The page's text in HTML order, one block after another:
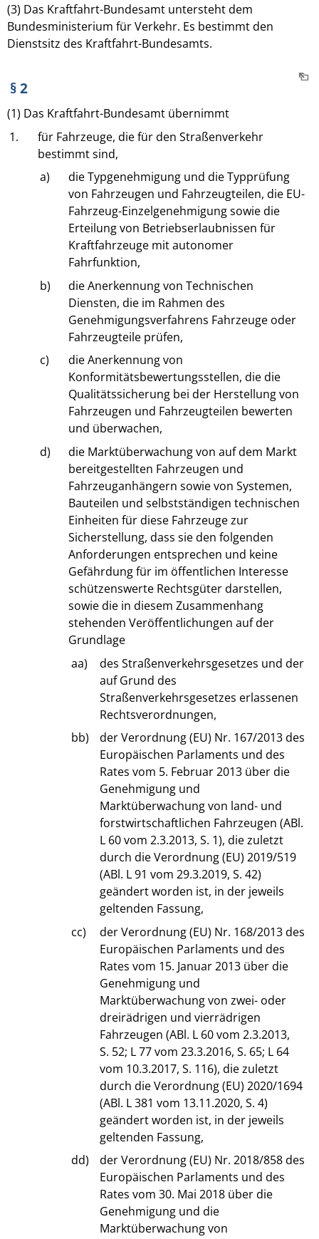
(3) Das Kraftfahrt-Bundesamt untersteht dem
Bundesministerium für Verkehr. Es bestimmt den
Dienstsitz des Kraftfahrt-Bundesamts.
§ 2
(1) Das Kraftfahrt-Bundesamt übernimmt
1.
für Fahrzeuge, die für den Straßenverkehr
bestimmt sind,
a)
die Typgenehmigung und die Typprüfung
von Fahrzeugen und Fahrzeugteilen, die EU-
Fahrzeug-Einzelgenehmigung sowie die
Erteilung von Betriebserlaubnissen für
Kraftfahrzeuge mit autonomer
Fahrfunktion,
b)
die Anerkennung von Technischen
Diensten, die im Rahmen des
Genehmigungsverfahrens Fahrzeuge oder
Fahrzeugteile prüfen,
c)
die Anerkennung von
Konformitätsbewertungsstellen, die die
Qualitätssicherung bei der Herstellung von
Fahrzeugen und Fahrzeugteilen bewerten
und überwachen,
d)
die Marktüberwachung von auf dem Markt
bereitgestellten Fahrzeugen und
Fahrzeuganhängern sowie von Systemen,
Bauteilen und selbstständigen technischen
Einheiten für diese Fahrzeuge zur
Sicherstellung, dass sie den folgenden
Anforderungen entsprechen und keine
Gefährdung für im öffentlichen Interesse
schützenswerte Rechtsgüter darstellen,
sowie die in diesem Zusammenhang
stehenden Veröffentlichungen auf der
Grundlage
aa)
des Straßenverkehrsgesetzes und der
auf Grund des
Straßenverkehrsgesetzes erlassenen
Rechtsverordnungen,
bb)
der Verordnung (EU) Nr. 167/2013 des
Europäischen Parlaments und des
Rates vom 5. Februar 2013 über die
Genehmigung und
Marktüberwachung von land- und
forstwirtschaftlichen Fahrzeugen (ABl.
L 60 vom 2.3.2013, S. 1), die zuletzt
durch die Verordnung (EU) 2019/519
(ABl. L 91 vom 29.3.2019, S. 42)
geändert worden ist, in der jeweils
geltenden Fassung,
cc)
der Verordnung (EU) Nr. 168/2013 des
Europäischen Parlaments und des
Rates vom 15. Januar 2013 über die
Genehmigung und
Marktüberwachung von zwei- oder
dreirädrigen und vierrädrigen
Fahrzeugen (ABl. L 60 vom 2.3.2013,
S. 52; L 77 vom 23.3.2016, S. 65; L 64
vom 10.3.2017, S. 116), die zuletzt
durch die Verordnung (EU) 2020/1694
(ABl. L 381 vom 13.11.2020, S. 4)
geändert worden ist, in der jeweils
geltenden Fassung,
dd)
der Verordnung (EU) Nr. 2018/858 des
Europäischen Parlaments und des
Rates vom 30. Mai 2018 über die
Genehmigung und die
Marktüberwachung von